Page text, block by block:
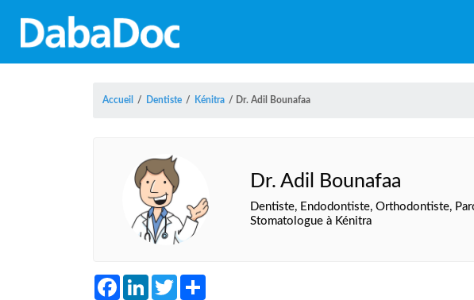
Accueil / Dentiste / Kénitra / Dr. Adil Bounafaa
Dr. Adil Bounafaa
Dentiste, Endodontiste, Orthodontiste,
Stomatologue à Kénitra
FacebookLinkedInTwitter